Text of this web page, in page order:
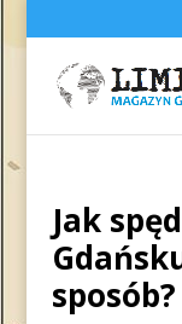
Jak
sposób?